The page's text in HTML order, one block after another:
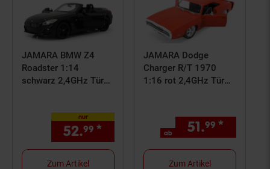
JAMARA BMW Z4
Roadster 1:14
schwarz 2,4GHz Tür
nur
52.99 * € Sternchen
Zum Artikel
JAMARA Dodge
Charger R/T 1970
1:16 rot 2,4GHz Tür
ab 51.99 *
Zum Artikel